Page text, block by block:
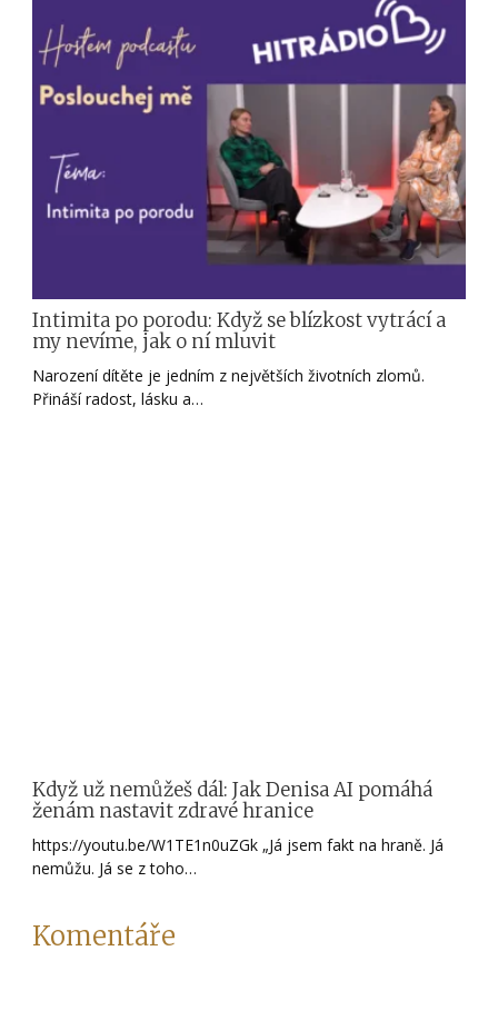
Intimita po porodu: Když se blízkost vytrácí a
my nevíme, jak o ní mluvit
Narození dítěte je jedním z největších životních zlomů.
Přináší radost, lásku a…
Když už nemůžeš dál: Jak Denisa AI pomáhá
ženám nastavit zdravé hranice
https://youtu.be/W1TE1n0uZGk „Já jsem fakt na hraně. Já
nemůžu. Já se z toho…
Komentáře